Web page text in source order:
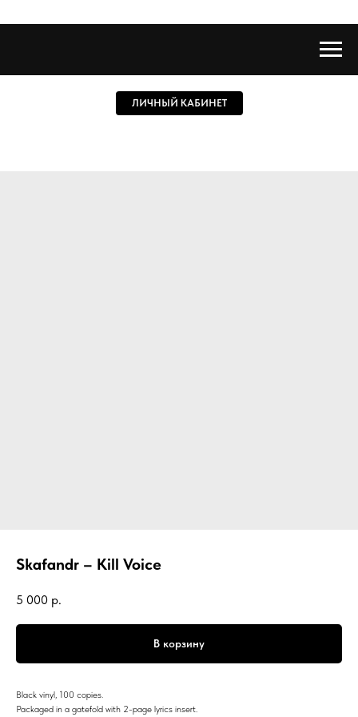
ЛИЧНЫЙ КАБИНЕТ
Skafandr – Kill Voice
5 000 р.
В корзину
Black vinyl, 100 copies.
Packaged in a gatefold with 2-page lyrics insert.